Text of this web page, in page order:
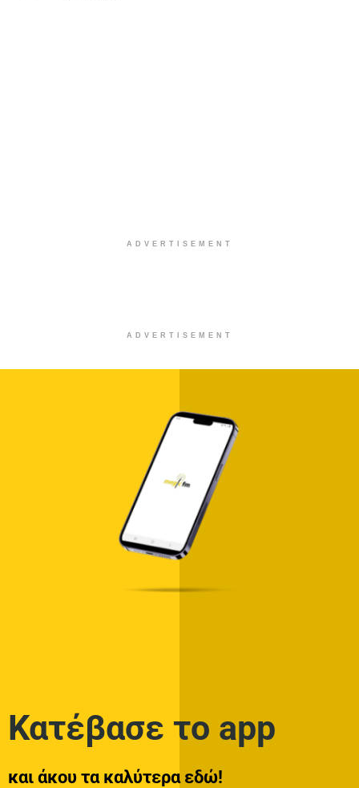
ADVERTISEMENT
ADVERTISEMENT
Κατέβασε το app
και άκου τα καλύτερα εδώ!